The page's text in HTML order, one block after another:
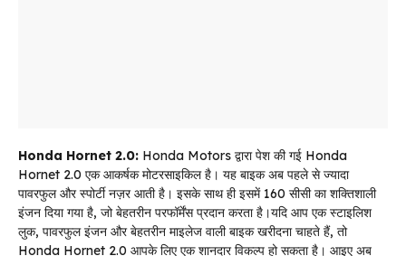
Honda Hornet 2.0: Honda Motors द्वारा पेश की गई Honda
Hornet 2.0 एक आकर्षक मोटरसाइकिल है। यह बाइक अब पहले से ज्यादा
पावरफुल और स्पोर्टी नज़र आती है। इसके साथ ही इसमें 160 सीसी का शक्तिशाली
इंजन दिया गया है, जो बेहतरीन परफॉर्मेंस प्रदान करता है।यदि आप एक स्टाइलिश
लुक, पावरफुल इंजन और बेहतरीन माइलेज वाली बाइक खरीदना चाहते हैं, तो
Honda Hornet 2.0 आपके लिए एक शानदार विकल्प हो सकता है। आइए अब